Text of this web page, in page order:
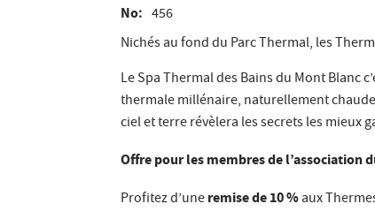
No
456
Nichés au fond du Parc Thermal, les
Le Spa Thermal des Bains du Mont Blanc
thermale millénaire, naturellement
ciel et terre révèlera les secrets les mieux
Offre pour les membres de l’association
Profitez d’uneremise de 10 %aux